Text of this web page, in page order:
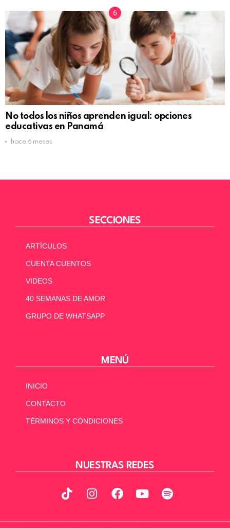
No todos los niños aprenden igual: opciones
educativas en Panamá
hace 6 meses
SECCIONES
ARTÍCULOS
CUENTA CUENTOS
VIDEOS
40 SEMANAS DE AMOR
GRUPO DE WHATSAPP
MENÚ
INICIO
CONTACTO
TÉRMINOS Y CONDICIONES
NUESTRAS REDES